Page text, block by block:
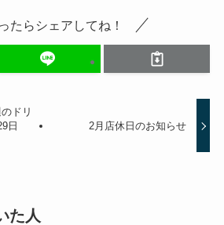
たらシェアしてね！
ドリ
日
2月店休日のお知らせ
た人